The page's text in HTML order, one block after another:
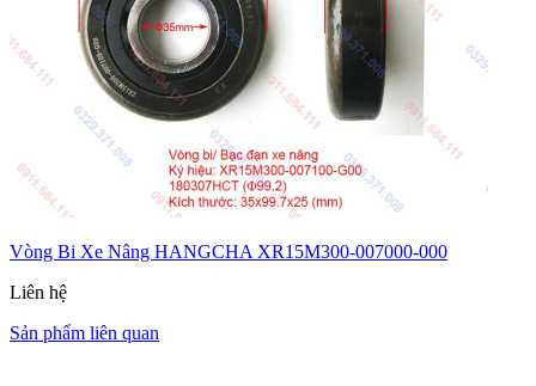
Vòng Bi Xe Nâng HANGCHA XR15M300-007000-000
Liên hệ
Sản phẩm liên quan